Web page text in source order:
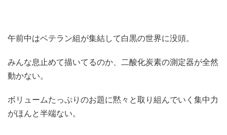
午前中はベテラン組が集結して白黒の世界に没頭。
みんな息止めて描いてるのか、二酸化炭素の測定器が全然
動かない。
ボリュームたっぷりのお題に黙々と取り組んでいく集中力
がほんと半端ない。